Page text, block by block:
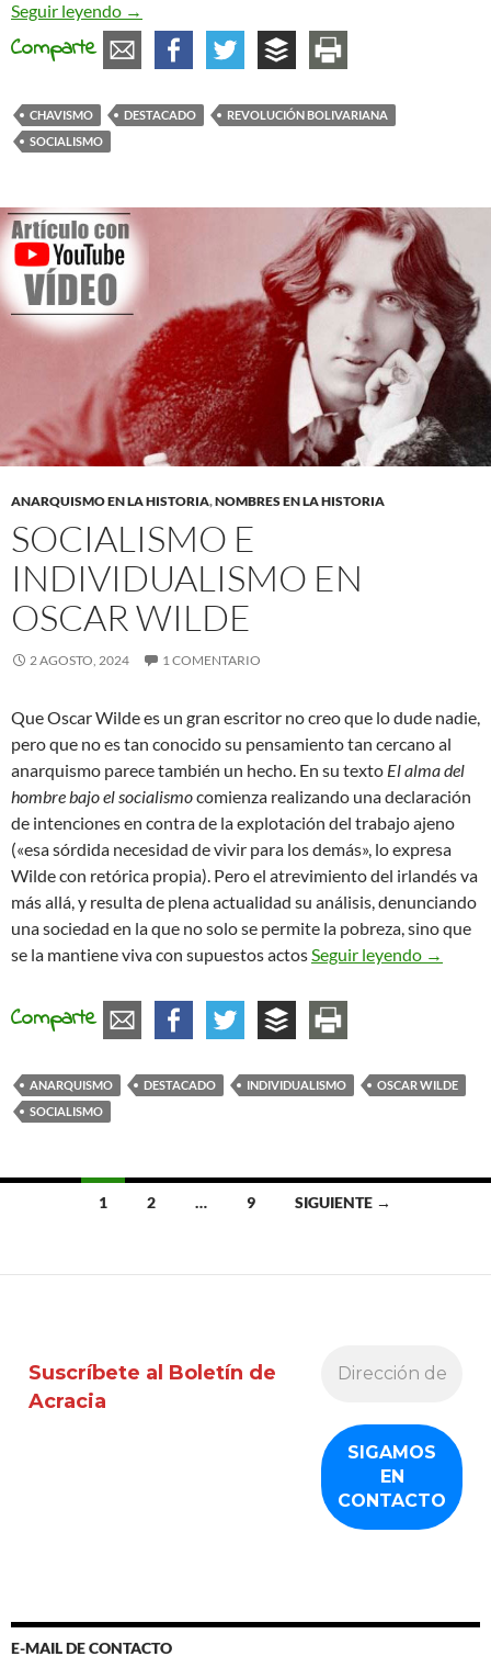
Seguir leyendo ¿Cuál es la realidad de Venezuela?
→
Comparte
CHAVISMO DESTACADO
REVOLUCIÓN BOLIVARIANA
SOCIALISMO
ANARQUISMO EN LA HISTORIA,NOMBRES EN LA HISTORIA
SOCIALISMO E
INDIVIDUALISMO EN
OSCAR WILDE
2 AGOSTO, 2024 1 COMENTARIO
Que Oscar Wilde es un gran escritor no creo que lo dude nadie,
pero que no es tan conocido su pensamiento tan cercano al
anarquismo parece también un hecho. En su texto El alma del
hombre bajo el socialismocomienza realizando una declaración
de intenciones en contra de la explotación del trabajo ajeno
(«esa sórdida necesidad de vivir para los demás», lo expresa
Wilde con retórica propia). Pero el atrevimiento del irlandés va
más allá, y resulta de plena actualidad su análisis, denunciando
una sociedad en la que no solo se permite la pobreza, sino que
se la mantiene viva con supuestos actos Seguir leyendo →
Comparte
ANARQUISMO DESTACADO INDIVIDUALISMO
OSCAR WILDE
SOCIALISMO
las
1 2 … 9 SIGUIENTE →
Suscríbete al Boletín de
Acracia
E-MAIL DE CONTACTO